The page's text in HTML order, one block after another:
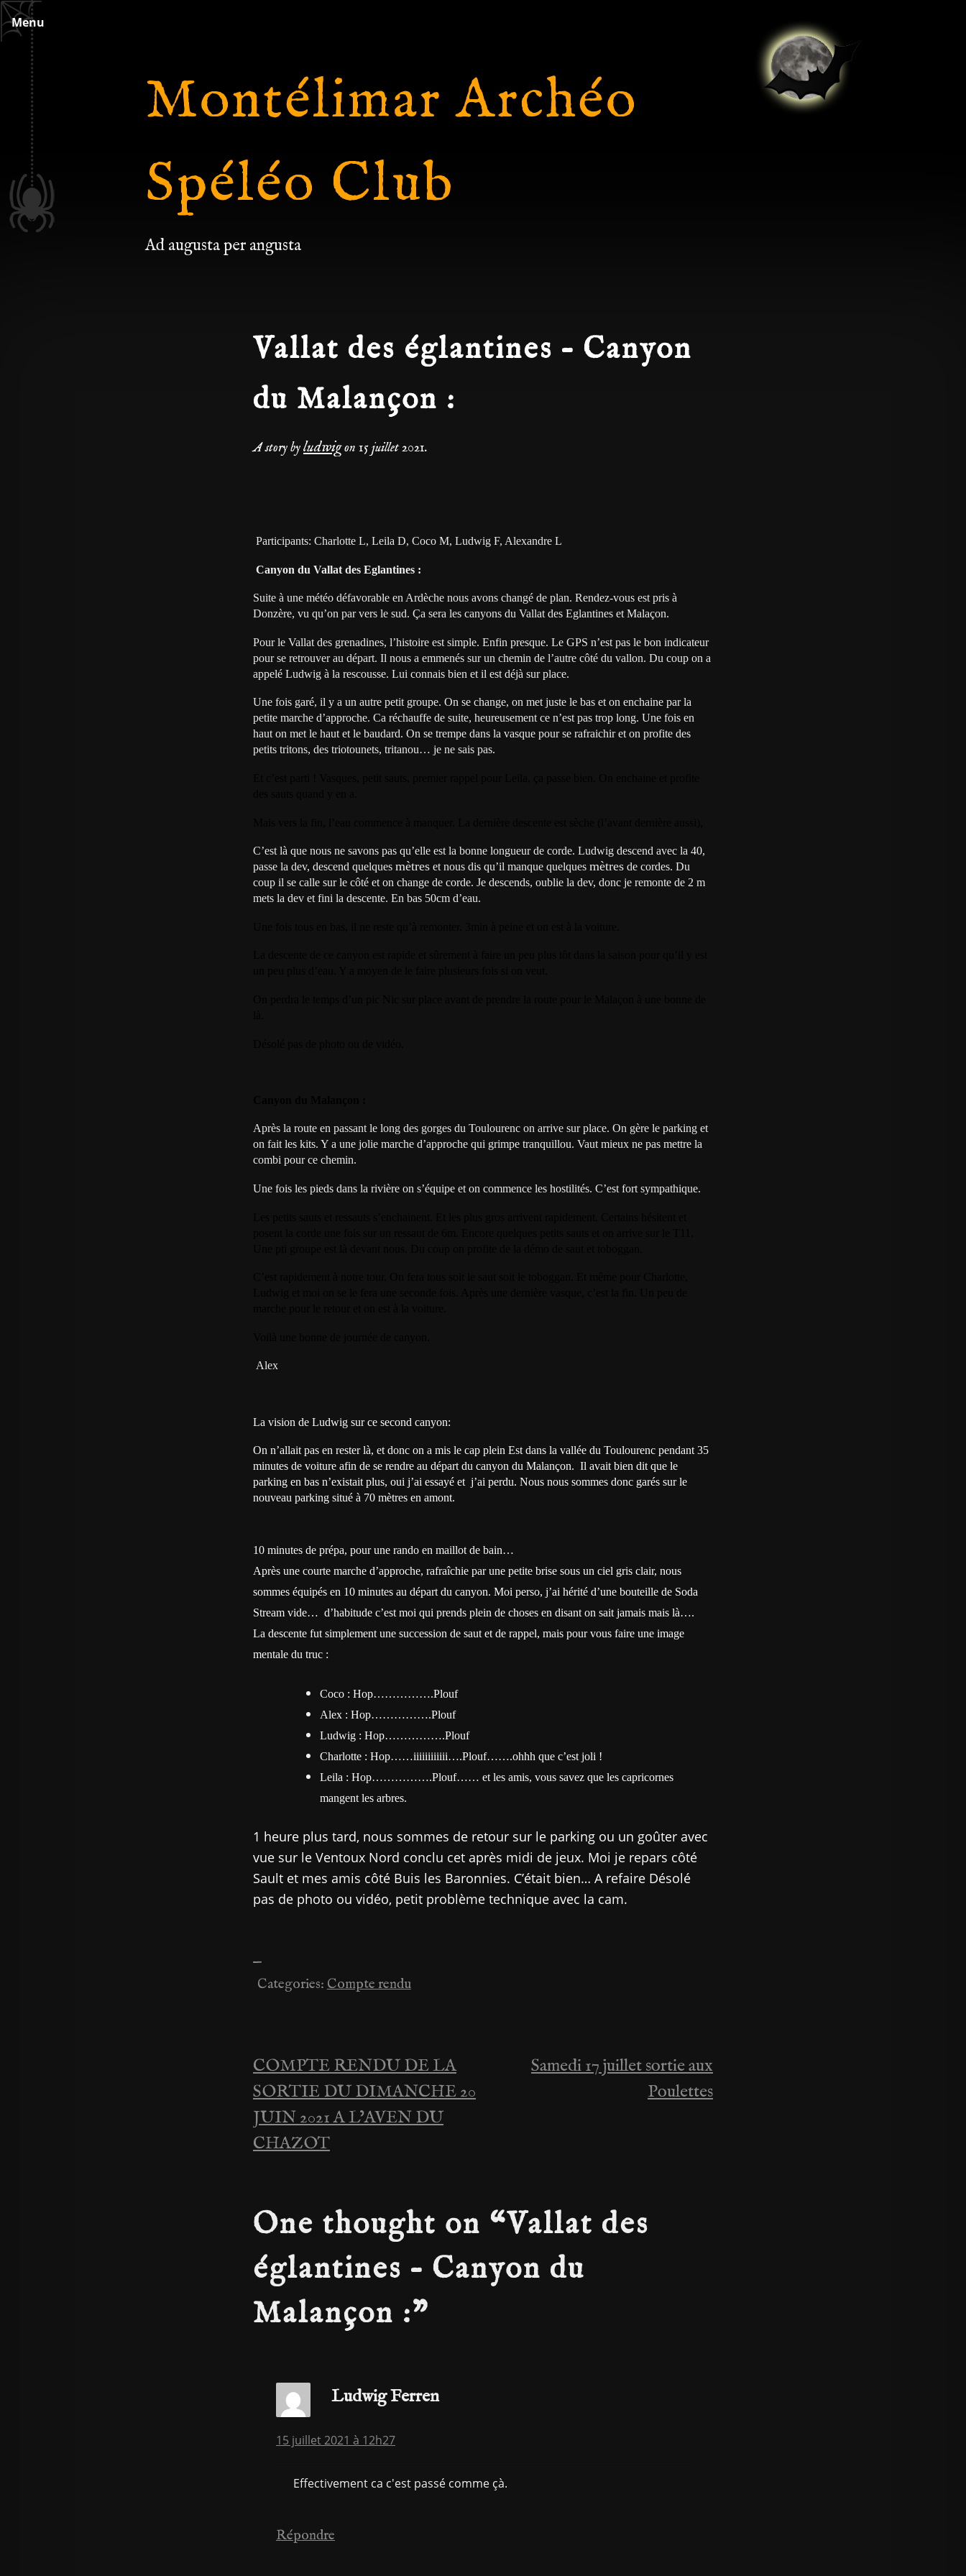
Skip
to
content
Menu
Montélimar Archéo
Spéléo Club
Ad augusta per angusta
Vallat des églantines – Canyon
du Malançon :
A story byludwigon 15 juillet 2021.
Participants: Charlotte L, Leila D, Coco M, Ludwig F, Alexandre L
Canyon du Vallat des Eglantines :
Suite à une météo défavorable en Ardèche nous avons changé de plan. Rendez-vous est pris à
Donzère, vu qu’on par vers le sud. Ça sera les canyons du Vallat des Eglantines et Malaçon.
Pour le Vallat des grenadines, l’histoire est simple. Enfin presque. Le GPS n’est pas le bon indicateur
pour se retrouver au départ. Il nous a emmenés sur un chemin de l’autre côté du vallon. Du coup on a
appelé Ludwig à la rescousse. Lui connais bien et il est déjà sur place.
Une fois garé, il y a un autre petit groupe. On se change, on met juste le bas et on enchaine par la
petite marche d’approche. Ca réchauffe de suite, heureusement ce n’est pas trop long. Une fois en
haut on met le haut et le baudard. On se trempe dans la vasque pour se rafraichir et on profite des
petits tritons, des triotounets, tritanou… je ne sais pas.
C’est là que nous ne savons pas qu’elle est la bonne longueur de corde. Ludwig descend avec la 40,
passe la dev, descend quelques mètres et nous dis qu’il manque quelques mètres de cordes. Du
coup il se calle sur le côté et on change de corde. Je descends, oublie la dev, donc je remonte de 2 m
mets la dev et fini la descente. En bas 50cm d’eau.
Après la route en passant le long des gorges du Toulourenc on arrive sur place. On gère le parking et
on fait les kits. Y a une jolie marche d’approche qui grimpe tranquillou. Vaut mieux ne pas mettre la
combi pour ce chemin.
Une fois les pieds dans la rivière on s’équipe et on commence les hostilités. C’est fort sympathique.
Alex
La vision de Ludwig sur ce second canyon:
On n’allait pas en rester là, et donc on a mis le cap plein Est dans la vallée du Toulourenc pendant 35
minutes de voiture afin de se rendre au départ du canyon du Malançon. Il avait bien dit que le
parking en bas n’existait plus, oui j’ai essayé et j’ai perdu. Nous nous sommes donc garés sur le
nouveau parking situé à 70 mètres en amont.
10 minutes de prépa, pour une rando en maillot de bain…
Après une courte marche d’approche, rafraîchie par une petite brise sous un ciel gris clair, nous
sommes équipés en 10 minutes au départ du canyon. Moi perso, j’ai hérité d’une bouteille de Soda
Stream vide… d’habitude c’est moi qui prends plein de choses en disant on sait jamais mais là….
La descente fut simplement une succession de saut et de rappel, mais pour vous faire une image
mentale du truc :
Coco : Hop…………….Plouf
Alex : Hop…………….Plouf
Ludwig : Hop…………….Plouf
Charlotte : Hop……iiiiiiiiiiii….Plouf…….ohhh que c’est joli !
Leila : Hop…………….Plouf…… et les amis, vous savez que les capricornes
mangent les arbres.
1 heure plus tard, nous sommes de retour sur le parking ou un goûter avec
vue sur le Ventoux Nord conclu cet après midi de jeux. Moi je repars côté
Sault et mes amis côté Buis les Baronnies. C’était bien… A refaire Désolé
pas de photo ou vidéo, petit problème technique avec la cam.
—
Categories: Compte rendu
Navigation
de
l’article
COMPTE RENDU DE LA
SORTIE DU DIMANCHE 20
JUIN 2021 A L’AVEN DU
CHAZOT
Samedi 17 juillet sortie aux
Poulettes
One thought on “Vallat des
églantines – Canyon du
Malançon :”
Ludwig Ferren
15 juillet 2021 à 12h27
Effectivement ca c'est passé comme çà.
Répondre